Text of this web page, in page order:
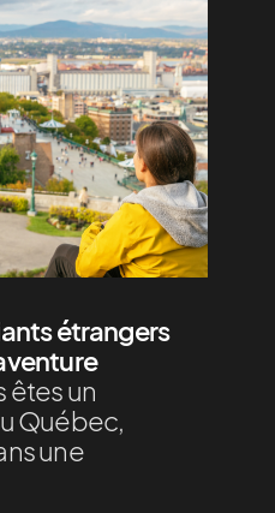
étrangers
êtes un
Québec,
une